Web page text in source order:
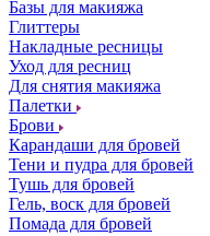
Базы для макияжа
Глиттеры
Накладные ресницы
Уход для ресниц
Для снятия макияжа
Палетки
Брови
Карандаши для бровей
Тени и пудра для бровей
Тушь для бровей
Гель, воск для бровей
Помада для бровей